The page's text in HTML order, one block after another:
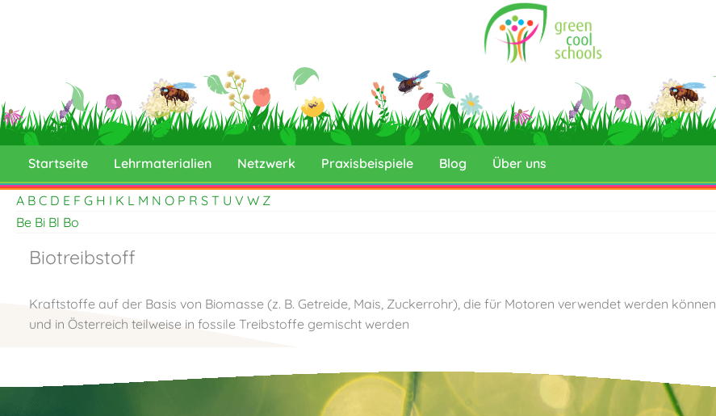
Startseite Lehrmaterialien Netzwerk Praxisbeispiele Blog Über uns
A B C D E F G H I K L M N O P R S T U V W Z
Be Bi Bl Bo
Biotreibstoff
Kraftstoffe auf der Basis von Biomasse (z. B. Getreide, Mais, Zuckerrohr), die für Motoren verwendet werden können
und in Österreich teilweise in fossile Treibstoffe gemischt werden